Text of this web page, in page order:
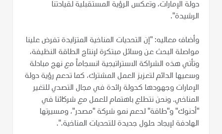
دولة الإمارات، وتعكس الرؤية المستقبلية لقيادتنا
الرشيدة".
وأضاف معاليه: "إن التحديات المناخية المتزايدة تفرض علينا
مواصلة البحث عن وسائل مبتكرة لإنتاج الطاقة النظيفة،
وتأتي هذه الشراكة الاستراتيجية انسجاماً مع نهج مبادلة
وسعيها الدائم لتعزيز العمل المشترك، كما تدعم رؤية دولة
الإمارات وجهودها كدولة رائدة في مجال التصدي للتغير
المناخي. ونحن نتطلع باهتمام للعمل مع شركائنا في
"أدنوك" و"طاقة" لدعم نمو شركة "مصدر"، ومسيرتها
الهادفة لإيجاد حلول جديدة للتحديات المناخية.".